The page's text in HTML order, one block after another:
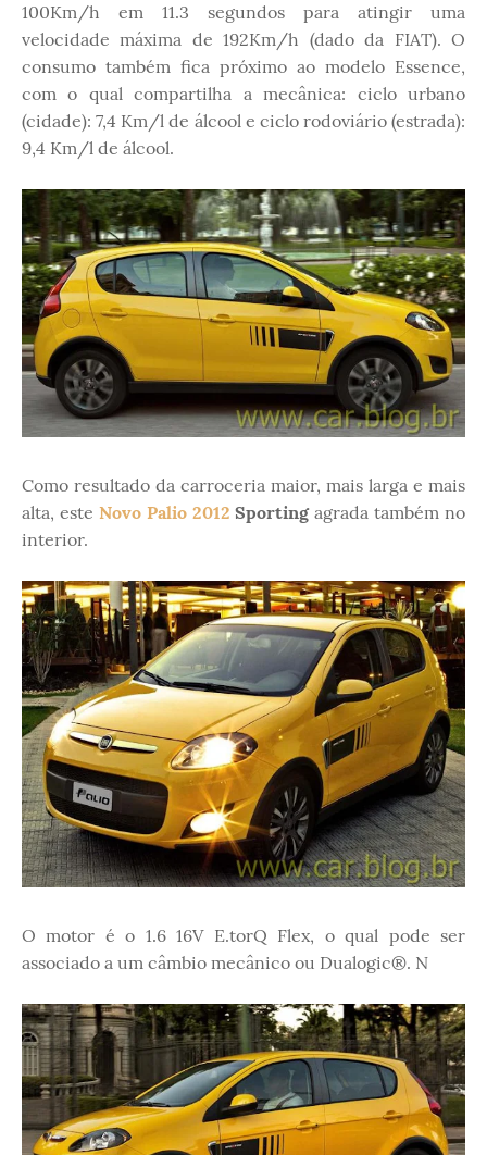
100Km/h em 11.3 segundos para atingir uma
velocidade máxima de 192Km/h (dado da FIAT). O
consumo também fica próximo ao modelo Essence,
com o qual compartilha a mecânica: ciclo urbano
(cidade): 7,4 Km/l de álcool e ciclo rodoviário (estrada):
9,4 Km/l de álcool.
Como resultado da carroceria maior, mais larga e mais
alta, este Novo Palio 2012 Sportingagrada também no
interior.
O motor é o 1.6 16V E.torQ Flex, o qual pode ser
associado a um câmbio mecânico ou Dualogic®. N